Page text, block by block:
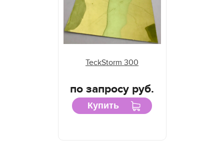
TeckStorm 300
по запросу руб.
Купить